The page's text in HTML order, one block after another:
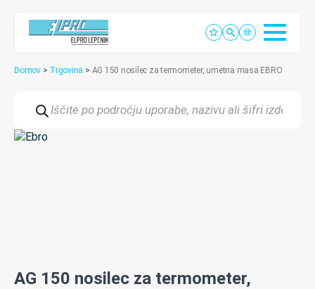
Domov > Trgovina > AG 150 nosilec za termometer, umetna masa EBRO
search
AG 150 nosilec za termometer,